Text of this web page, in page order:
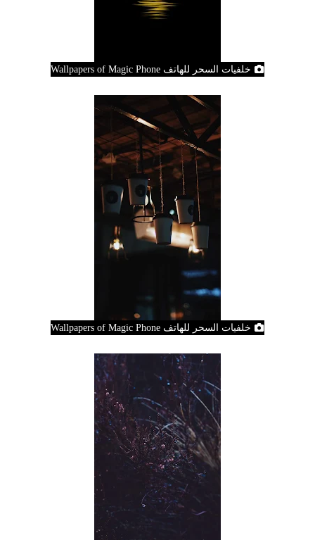
خلفيات السحر للهاتف Wallpapers of Magic Phone
خلفيات السحر للهاتف Wallpapers of Magic Phone